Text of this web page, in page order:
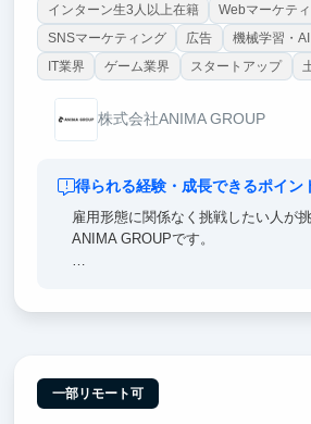
インターン生3人以上在籍
Webマーケテ
SNSマーケティング
広告 機械学習・AI
IT業界
ゲーム業界 スタートアップ
株式会社ANIMA GROUP
得られる経験・成長できるポイン
雇用形態に関係なく挑戦したい人が
ANIMA GROUPです。
必要な成果をインターンに出してい
一部リモート可